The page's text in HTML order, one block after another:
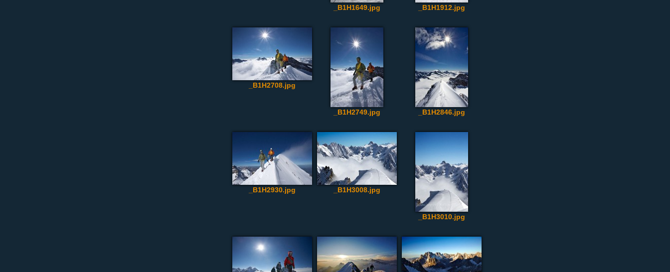
_B1H1649.jpg _B1H1912.jpg
_B1H2708.jpg
_B1H2749.jpg _B1H2846.jpg
_B1H2930.jpg _B1H3008.jpg
_B1H3010.jpg